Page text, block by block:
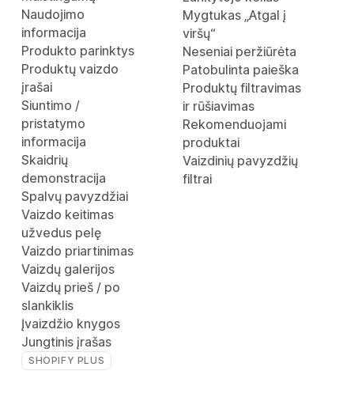
Naudojimo
informacija
Produkto parinktys
Produktų vaizdo
įrašai
Siuntimo /
pristatymo
informacija
Skaidrių
demonstracija
Spalvų pavyzdžiai
Vaizdo keitimas
užvedus pelę
Vaizdo priartinimas
Vaizdų galerijos
Vaizdų prieš / po
slankiklis
Įvaizdžio knygos
Jungtinis įrašas
SHOPIFY PLUS
Mygtukas „Atgal į
viršų“
Neseniai peržiūrėta
Patobulinta paieška
Produktų filtravimas
ir rūšiavimas
Rekomenduojami
produktai
Vaizdinių pavyzdžių
filtrai